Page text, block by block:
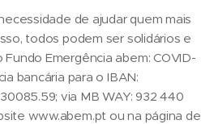
de ajudar quem mais
todos podem ser solidários e
Emergência abem: COVID-
bancária para o IBAN:
via MB WAY: 932 440
www.abem.pt ou na página de